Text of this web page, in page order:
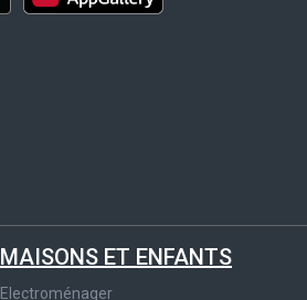
MAISONS ET ENFANTS
Electroménager